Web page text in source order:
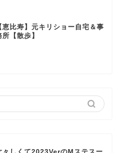
恵比寿】元キリショー自宅＆事
所【散歩】